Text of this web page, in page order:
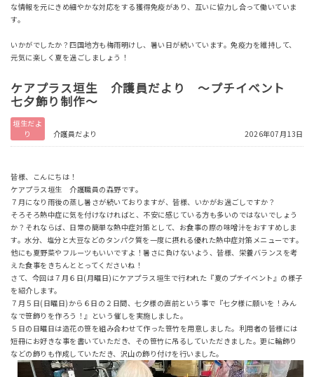
な情報を元にきめ細やかな対応をする獲得免疫があり、互いに協力し合って働いていま
す。
いかがでしたか？四国地方も梅雨明けし、暑い日が続いています。免疫力を維持して、
元気に楽しく夏を過ごしましょう！
ケアプラス垣生 介護員だより ～プチイベント
七夕飾り制作～
垣生だよ
り
介護員だより 2026年07月13日
皆様、こんにちは！
ケアプラス垣生 介護職員の森野です。
７月になり雨後の蒸し暑さが続いておりますが、皆様、いかがお過ごしですか？
そろそろ熱中症に気を付けなければと、不安に感じている方も多いのではないでしょう
か？それならば、日常の簡単な熱中症対策として、お食事の際の味噌汁をおすすめしま
す。水分、塩分と大豆などのタンパク質を一度に摂れる優れた熱中症対策メニューです。
他にも夏野菜やフルーツもいいですよ！暑さに負けないよう、皆様、栄養バランスを考
えた食事をきちんととってくださいね！
さて、今回は７月６日(月曜日)にケアプラス垣生で行われた『夏のプチイベント』の様子
を紹介します。
７月５日(日曜日)から６日の２日間、七夕様の直前という事で『七夕様に願いを！みん
なで笹飾りを作ろう！』という催しを実施しました。
５日の日曜日は造花の笹を組み合わせて作った笹竹を用意しました。利用者の皆様には
短冊にお好きな事を書いていただき、その笹竹に吊るしていただきました。更に輪飾り
などの飾りも作成していただき、沢山の飾り付けを行いました。